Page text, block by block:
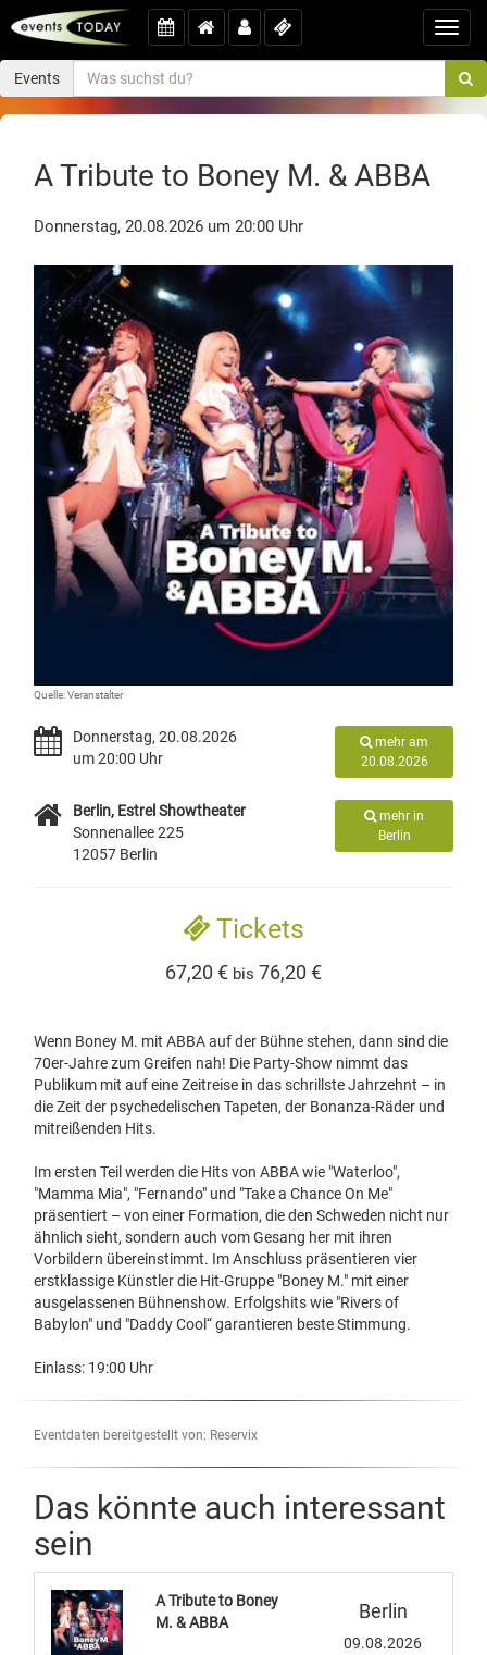
Events
A Tribute to Boney M. & ABBA
Donnerstag, 20.08.2026 um 20:00 Uhr
Quelle: Veranstalter
Donnerstag, 20.08.2026
um 20:00 Uhr
mehr am
20.08.2026
Berlin, Estrel Showtheater
Sonnenallee 225
12057 Berlin
mehr in
Berlin
Tickets
67,20 € bis 76,20 €
Wenn Boney M. mit ABBA auf der Bühne stehen, dann sind die
70er-Jahre zum Greifen nah! Die Party-Show nimmt das
Publikum mit auf eine Zeitreise in das schrillste Jahrzehnt – in
die Zeit der psychedelischen Tapeten, der Bonanza-Räder und
mitreißenden Hits.
Im ersten Teil werden die Hits von ABBA wie "Waterloo",
"Mamma Mia", "Fernando" und "Take a Chance On Me"
präsentiert – von einer Formation, die den Schweden nicht nur
ähnlich sieht, sondern auch vom Gesang her mit ihren
Vorbildern übereinstimmt. Im Anschluss präsentieren vier
erstklassige Künstler die Hit-Gruppe "Boney M." mit einer
ausgelassenen Bühnenshow. Erfolgshits wie "Rivers of
Babylon" und "Daddy Cool“ garantieren beste Stimmung.
Einlass: 19:00 Uhr
Eventdaten bereitgestellt von: Reservix
Das könnte auch interessant
sein
A Tribute to Boney
M. & ABBA
Berlin
09.08.2026